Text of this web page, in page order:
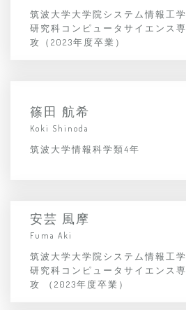
筑波大学大学院システム情報工学
研究科コンピュータサイエンス専
攻（2023年度卒業）
篠田 航希
Koki Shinoda
筑波大学情報科学類4年
安芸 風摩
Fuma Aki
筑波大学大学院システム情報工学
研究科コンピュータサイエンス専
攻 （2023年度卒業）